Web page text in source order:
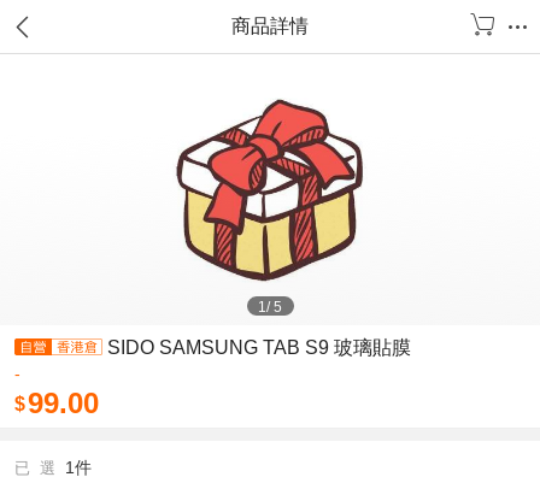
商品詳情
1/5
SIDO SAMSUNG TAB S9 玻璃貼膜
-
$99.00
已 選 1件